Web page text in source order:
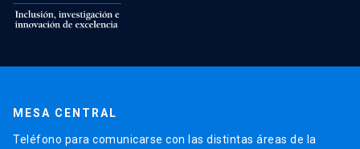
MESA CENTRAL
Teléfono para comunicarse con las distintas áreas de la